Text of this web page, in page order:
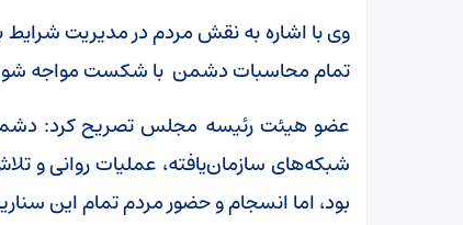
وی با اشاره به نقش مردم در مدیریت
تمام محاسبات دشمن با شکست مواجه
عضو هیئت رئیسه مجلس تصریح کرد: دشمن
شبکه‌های سازمان‌یافته، عملیات روانی و
بود، اما انسجام و حضور مردم تمام این